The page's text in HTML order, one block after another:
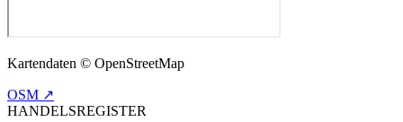
Kartendaten © OpenStreetMap
OSM ↗
HANDELSREGISTER